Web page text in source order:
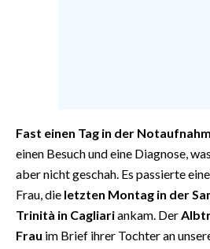
#CARAUNIONE
Fast einen Tag in der
einen Besuch und eine Diagnose,
aber nicht geschah. Es passierte
Frau, die letzten Montag in der
Trinità in Cagliariankam. Der
Frau im Brief ihrer Tochter an